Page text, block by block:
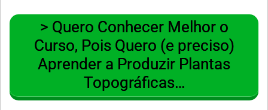
> Quero Conhecer Melhor o
Curso, Pois Quero (e preciso)
Aprender a Produzir Plantas
Topográficas…